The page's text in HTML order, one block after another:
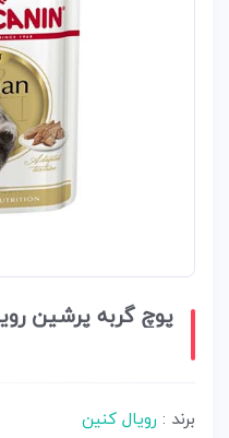
پوچ گربه پرشین رویال
برند : رویال کنین